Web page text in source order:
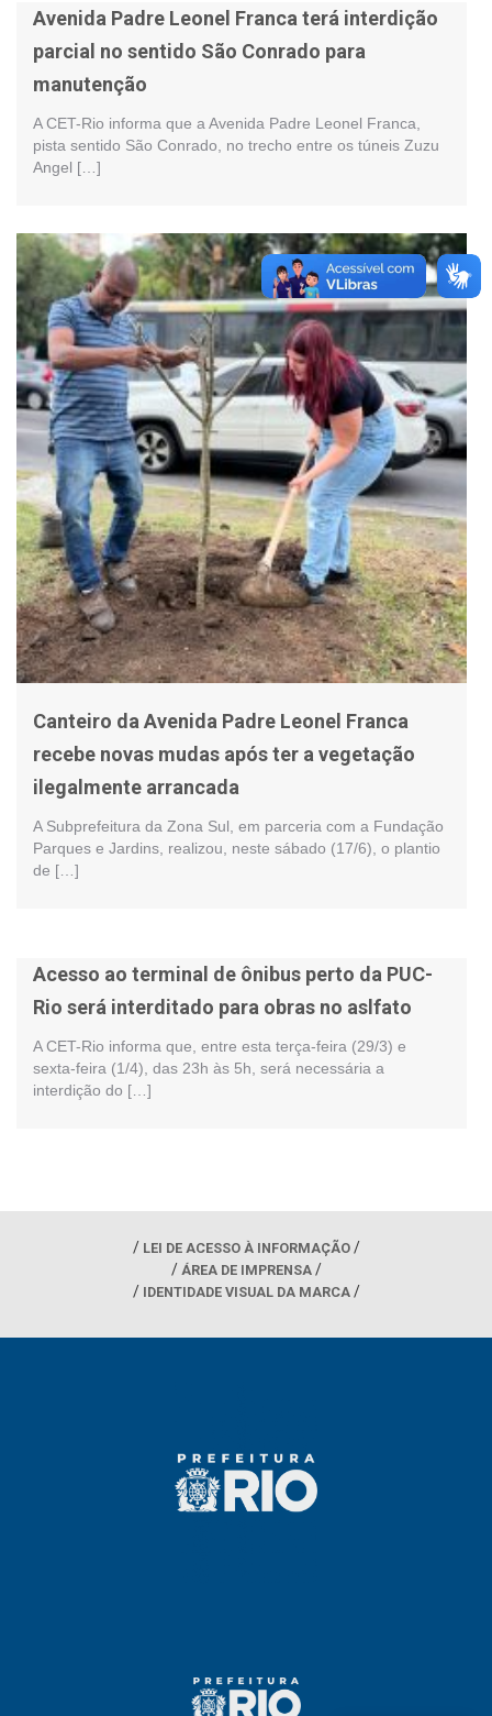
Avenida Padre Leonel Franca terá interdição
parcial no sentido São Conrado para
manutenção
A CET-Rio informa que a Avenida Padre Leonel Franca,
pista sentido São Conrado, no trecho entre os túneis Zuzu
Angel […]
Canteiro da Avenida Padre Leonel Franca
recebe novas mudas após ter a vegetação
ilegalmente arrancada
A Subprefeitura da Zona Sul, em parceria com a Fundação
Parques e Jardins, realizou, neste sábado (17/6), o plantio
de […]
Acesso ao terminal de ônibus perto da PUC-
Rio será interditado para obras no aslfato
A CET-Rio informa que, entre esta terça-feira (29/3) e
sexta-feira (1/4), das 23h às 5h, será necessária a
interdição do […]
LEI DE ACESSO À INFORMAÇÃO
ÁREA DE IMPRENSA
IDENTIDADE VISUAL DA MARCA